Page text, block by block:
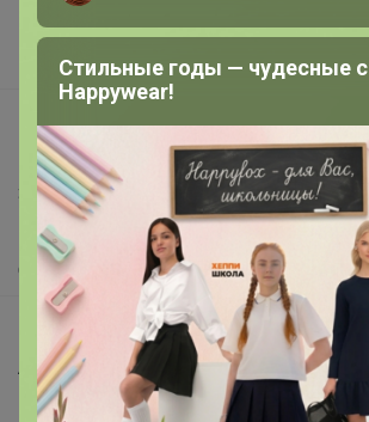
Поставщикам
Вакансии
support@24-ok.ru
Написать в поддержку
Защита покупателя
Помощь
О нас
Все предложения
Анонсы
Новости
Стильные годы — чудесные с
Happywear!